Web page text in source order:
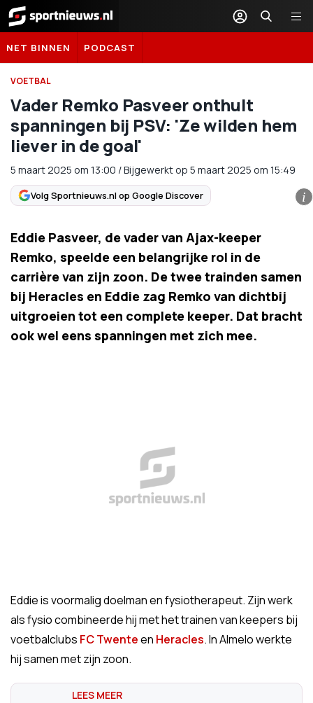
Sportnieuws.nl
NET BINNEN PODCAST
VOETBAL
Vader Remko Pasveer onthult
spanningen bij PSV: 'Ze wilden hem
liever in de goal'
5 maart 2025 om 13:00 /Bijgewerkt op 5 maart 2025 om 15:49
Volg Sportnieuws.nl op Google Discover i
Eddie Pasveer, de vader van Ajax-keeper
Remko, speelde een belangrijke rol in de
carrière van zijn zoon. De twee trainden samen
bij Heracles en Eddie zag Remko van dichtbij
uitgroeien tot een complete keeper. Dat bracht
ook wel eens spanningen met zich mee.
Eddie is voormalig doelman en fysiotherapeut. Zijn werk
als fysio combineerde hij met het trainen van keepers bij
voetbalclubs FC Twenteen Heracles. In Almelo werkte
hij samen met zijn zoon.